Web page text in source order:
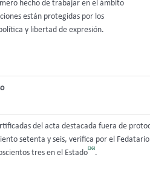
hecho de trabajar en el ámbito
están protegidas por los
y libertad de expresión.
del acta destacada fuera de
setenta y seis, verifica por el Fedatario
tres en el Estado
[36]
.